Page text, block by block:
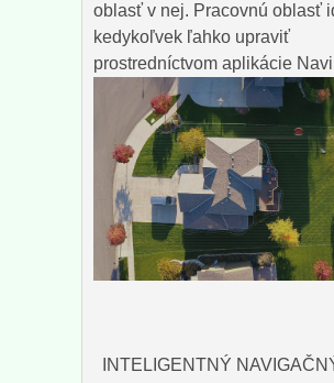
oblasť v nej. Pracovnú oblasť
kedykoľvek ľahko upraviť
prostredníctvom aplikácie
INTELIGENTNÝ